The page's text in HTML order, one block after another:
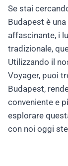
Se stai
Budapest è
affascinante, i
tradizionale,
Utilizzando il
Voyager, puoi
Budapest,
conveniente e
esplorare
con noi oggi